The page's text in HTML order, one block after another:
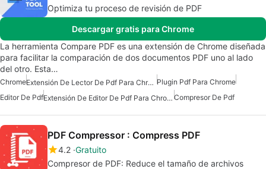
Optimiza tu proceso de revisión de PDF
Descargar gratis para Chrome
La herramienta Compare PDF es una extensión de Chrome diseñada
para facilitar la comparación de dos documentos PDF uno al lado
del otro. Esta…
Chrome Extensión De Lector De Pdf Para Chrome Plugin Pdf Para Chrome
Editor De Pdf
Extensión De Editor De Pdf Para Chrome Compresor De Pdf
PDF Compressor : Compress PDF
4.2 Gratuito
Compresor de PDF: Reduce el tamaño de archivos